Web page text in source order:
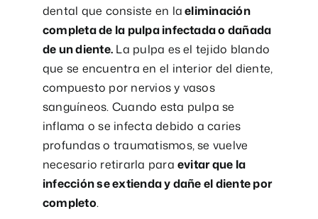
dental que consiste en laeliminación
completa de la pulpa infectada o dañada
de un diente. La pulpa es el tejido blando
que se encuentra en el interior del diente,
compuesto por nervios y vasos
sanguíneos. Cuando esta pulpa se
inflama o se infecta debido a caries
profundas o traumatismos, se vuelve
necesario retirarla para evitar que la
infección se extienda y dañe el diente por
completo.